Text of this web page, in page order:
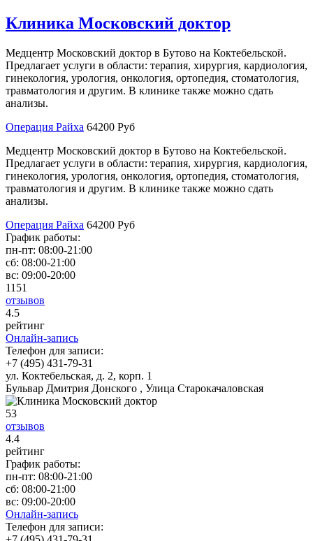
Клиника Московский доктор
Медцентр Московский доктор в Бутово на Коктебельской.
Предлагает услуги в области: терапия, хирургия, кардиология,
гинекология, урология, онкология, ортопедия, стоматология,
травматология и другим. В клинике также можно сдать
анализы.
Операция Райха 64200 Руб
Медцентр Московский доктор в Бутово на Коктебельской.
Предлагает услуги в области: терапия, хирургия, кардиология,
гинекология, урология, онкология, ортопедия, стоматология,
травматология и другим. В клинике также можно сдать
анализы.
Операция Райха 64200 Руб
График работы:
пн-пт: 08:00-21:00
сб: 08:00-21:00
вс: 09:00-20:00
1151
отзывов
4.5
рейтинг
Онлайн-запись
Телефон для записи:
+7 (495) 431-79-31
ул. Коктебельская, д. 2, корп. 1
Бульвар Дмитрия Донского , Улица Старокачаловская
53
отзывов
4.4
рейтинг
График работы:
пн-пт: 08:00-21:00
сб: 08:00-21:00
вс: 09:00-20:00
Онлайн-запись
Телефон для записи: